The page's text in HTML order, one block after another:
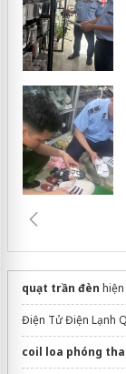
quạt trần đèn
Điện Tử Điện Lạnh
coil loa phóng